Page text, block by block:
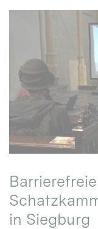
in Siegburg